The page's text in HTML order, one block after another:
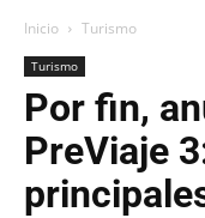
Inicio Turismo
Turismo
Por fin,
PreViaje